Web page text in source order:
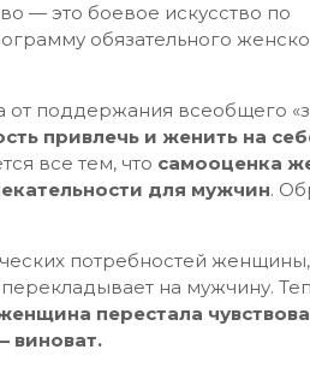
— это боевое искусство по
обязательного
поддержания всеобщего
привлечь и женить на
все тем, что самооценка
для мужчин.
потребностей женщины,
на мужчину.
перестала
виноват.